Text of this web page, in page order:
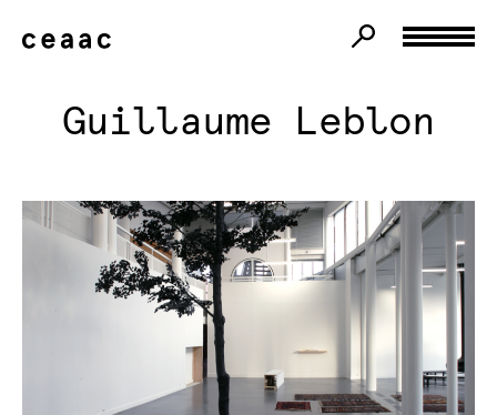
Guillaume Leblon